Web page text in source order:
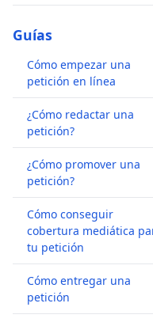
Guías
Cómo empezar una
petición en línea
¿Cómo redactar una
petición?
¿Cómo promover una
petición?
Cómo conseguir
cobertura mediática
tu petición
Cómo entregar una
petición